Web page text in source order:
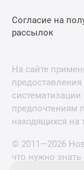
Согласие на
рассылок
На сайте
предпочтениям
находящихся на
© 2011—2026
что нужно